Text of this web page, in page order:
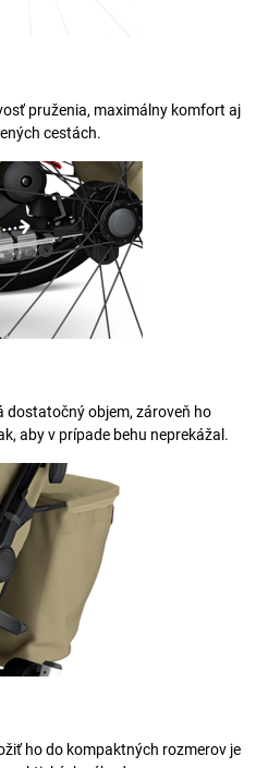
pruženia, maximálny komfort aj
cestách.
dostatočný objem, zároveň ho
aby v prípade behu neprekážal.
ho do kompaktných rozmerov je